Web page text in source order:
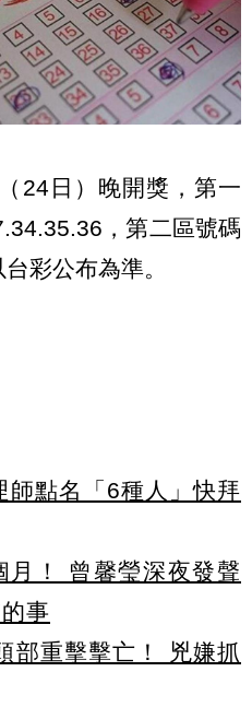
24日）晚開獎，第一
，第二區號碼
彩公布為準。
點名「6種人」快拜
月！ 曾馨瑩深夜發聲
事
部重擊擊亡！ 兇嫌抓